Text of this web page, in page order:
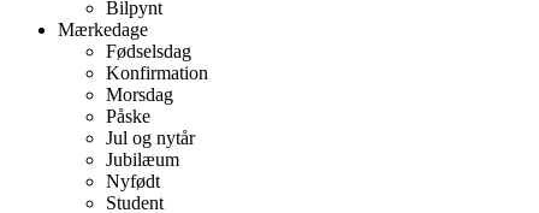
Bilpynt
Mærkedage
Fødselsdag
Konfirmation
Morsdag
Påske
Jul og nytår
Jubilæum
Nyfødt
Student